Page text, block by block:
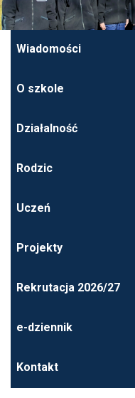
Wiadomości
O szkole
Działalność
Rodzic
Uczeń
Projekty
Rekrutacja 2026/27
e-dziennik
Kontakt